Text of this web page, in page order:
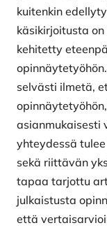
kuitenkin
käsikirjoitusta
kehitetty
selvästi ilmetä,
asianmukaisesti
yhteydessä
sekä riittävän
tapaa tarjottu
julkaistusta
että